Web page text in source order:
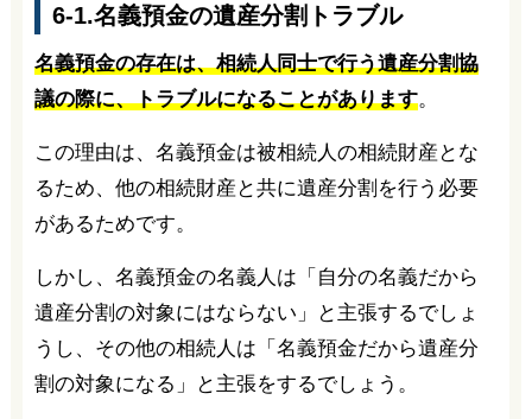
6-1.名義預金の遺産分割トラブル
名義預金の存在は、相続人同士で行う遺産分割協
議の際に、トラブルになることがあります。
この理由は、名義預金は被相続人の相続財産とな
るため、他の相続財産と共に遺産分割を行う必要
があるためです。
しかし、名義預金の名義人は「自分の名義だから
遺産分割の対象にはならない」と主張するでしょ
うし、その他の相続人は「名義預金だから遺産分
割の対象になる」と主張をするでしょう。